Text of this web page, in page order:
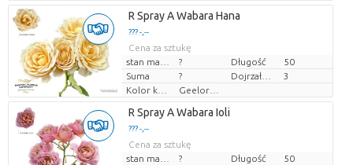
R Spray A Wabara Hana
??? -,--
Cena za sztukę
? Długość
50
Suma
?
3
Kolor kwiatów
Geeloranje
R Spray A Wabara Ioli
??? -,--
Cena za sztukę
? Długość
50